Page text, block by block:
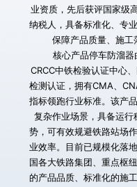
业资质，先后获评国家级
纳税人，具备标准化、专
保障产品质量、施工
CRCC中铁检验认证中心
检测认证，拥有CMA、
指标领跑行业标准。该产
复杂作业场景，具备运
势，可有效规避铁路站场
业效率。目前已规模化落
国各大铁路集团、重点枢
的产品品质、标准化的施